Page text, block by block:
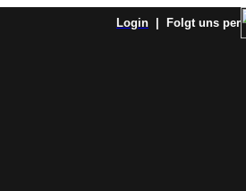
Login | Folgt uns per